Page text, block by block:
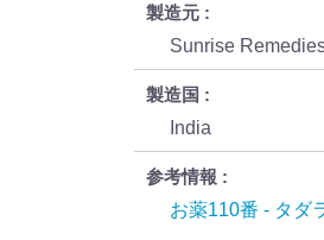
製造元
Sunrise
製造国
India
参考情報
お薬110番 - タダ